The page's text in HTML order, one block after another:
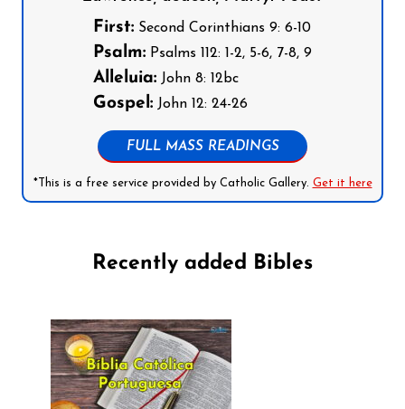
First: Second Corinthians 9: 6-10
Psalm: Psalms 112: 1-2, 5-6, 7-8, 9
Alleluia: John 8: 12bc
Gospel: John 12: 24-26
FULL MASS READINGS
*This is a free service provided by Catholic Gallery. Get it here
Recently added Bibles